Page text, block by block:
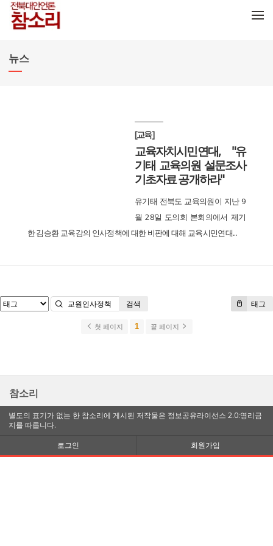
뉴스
[교육]
교육자치시민연대, "유
기태 교육의원 설문조사
기초자료 공개하라"
유기태 전북도 교육의원이 지난 9
월 28일 도의회 본회의에서 제기
한 김승환 교육감의 인사정책에 대한 비판에 대해 교육시민연대...
태그
검색
첫 페이지 1 끝 페이지
참소리
별도의 표기가 없는 한 참소리에 게시된 저작물은 정보공유라이선스 2.0:영리금
지를 따릅니다.
로그인
회원가입